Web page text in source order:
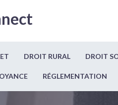
DROIT RURAL DROIT
RÉGLEMENTATION